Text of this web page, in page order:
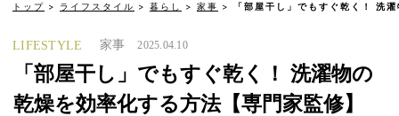
トップ ライフスタイル 暮らし 家事 「部屋干し」でもすぐ乾く！ 洗
LIFESTYLE 家事 2025.04.10
「部屋干し」でもすぐ乾く！ 洗濯物の
乾燥を効率化する方法【専門家監修】